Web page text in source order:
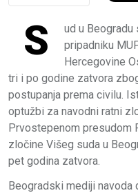
S
ud u Beogradu
pripadniku
Hercegovine
tri i po godine zatvora
postupanja prema civilu.
optužbi za navodni ratni
Prvostepenom presudom
zločine Višeg suda u
pet godina zatvora.
Beogradski mediji navoda